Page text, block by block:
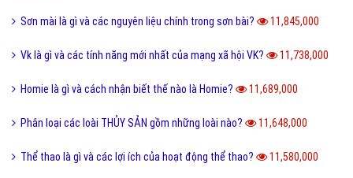
Sơn mài là gì và các nguyên liệu chính trong sơn bài? 11,845,000
Vk là gì và các tính năng mới nhất của mạng xã hội VK? 11,738,000
Homie là gì và cách nhận biết thế nào là Homie? 11,689,000
Phân loại các loài THỦY SẢN gồm những loài nào? 11,648,000
Thể thao là gì và các lợi ích của hoạt động thể thao? 11,580,000